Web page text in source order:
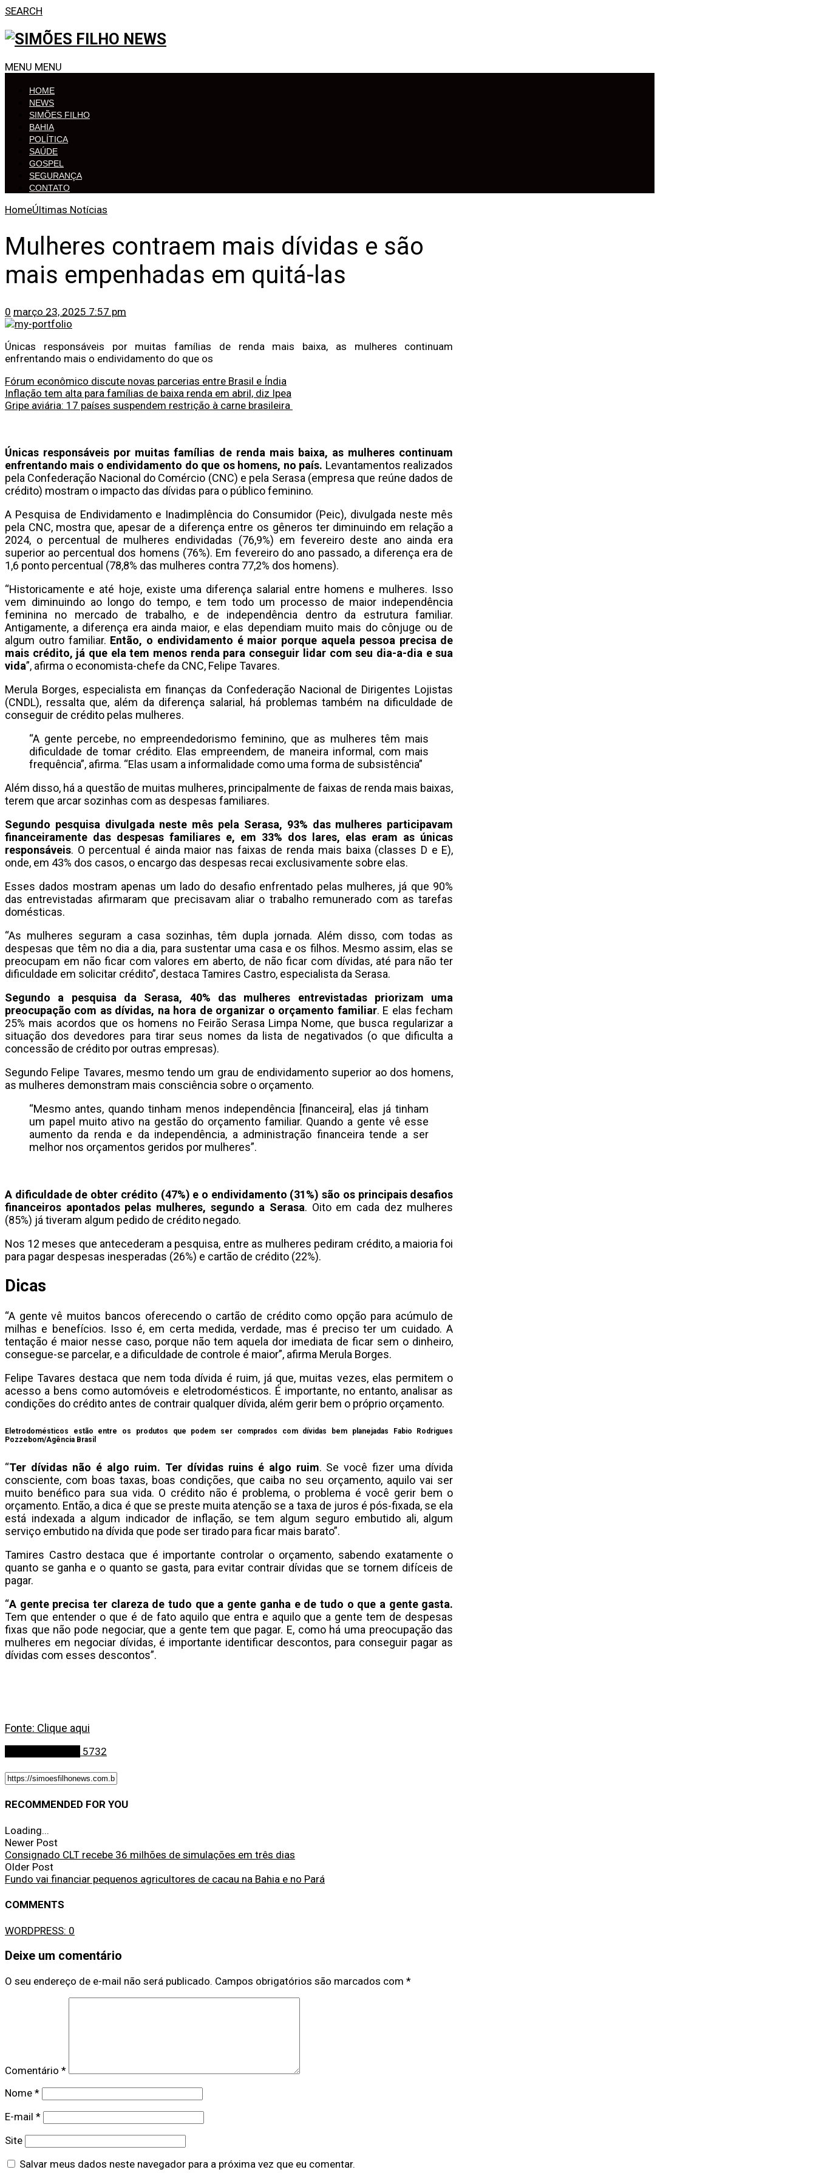
SEARCH
MENU MENU
HOME
NEWS
SIMÕES FILHO
BAHIA
POLÍTICA
SAÚDE
GOSPEL
SEGURANÇA
CONTATO
HomeÚltimas Notícias
Mulheres contraem mais dívidas e são
mais empenhadas em quitá-las
0 março 23, 2025 7:57 pm
Únicas responsáveis por muitas famílias de renda mais baixa, as mulheres continuam
enfrentando mais o endividamento do que os
Fórum econômico discute novas parcerias entre Brasil e Índia
Inflação tem alta para famílias de baixa renda em abril, diz Ipea
Gripe aviária: 17 países suspendem restrição à carne brasileira
Únicas responsáveis por muitas famílias de renda mais baixa, as mulheres continuam
enfrentando mais o endividamento do que os homens, no país. Levantamentos realizados
pela Confederação Nacional do Comércio (CNC) e pela Serasa (empresa que reúne dados de
crédito) mostram o impacto das dívidas para o público feminino.
A Pesquisa de Endividamento e Inadimplência do Consumidor (Peic), divulgada neste mês
pela CNC, mostra que, apesar de a diferença entre os gêneros ter diminuindo em relação a
2024, o percentual de mulheres endividadas (76,9%) em fevereiro deste ano ainda era
superior ao percentual dos homens (76%). Em fevereiro do ano passado, a diferença era de
1,6 ponto percentual (78,8% das mulheres contra 77,2% dos homens).
“Historicamente e até hoje, existe uma diferença salarial entre homens e mulheres. Isso
vem diminuindo ao longo do tempo, e tem todo um processo de maior independência
feminina no mercado de trabalho, e de independência dentro da estrutura familiar.
Antigamente, a diferença era ainda maior, e elas dependiam muito mais do cônjuge ou de
algum outro familiar. Então, o endividamento é maior porque aquela pessoa precisa de
mais crédito, já que ela tem menos renda para conseguir lidar com seu dia-a-dia e sua
vida”, afirma o economista-chefe da CNC, Felipe Tavares.
Merula Borges, especialista em finanças da Confederação Nacional de Dirigentes Lojistas
(CNDL), ressalta que, além da diferença salarial, há problemas também na dificuldade de
conseguir de crédito pelas mulheres.
“A gente percebe, no empreendedorismo feminino, que as mulheres têm mais
dificuldade de tomar crédito. Elas empreendem, de maneira informal, com mais
frequência”, afirma. “Elas usam a informalidade como uma forma de subsistência”
Além disso, há a questão de muitas mulheres, principalmente de faixas de renda mais baixas,
terem que arcar sozinhas com as despesas familiares.
Segundo pesquisa divulgada neste mês pela Serasa, 93% das mulheres participavam
financeiramente das despesas familiares e, em 33% dos lares, elas eram as únicas
responsáveis. O percentual é ainda maior nas faixas de renda mais baixa (classes D e E),
onde, em 43% dos casos, o encargo das despesas recai exclusivamente sobre elas.
Esses dados mostram apenas um lado do desafio enfrentado pelas mulheres, já que 90%
das entrevistadas afirmaram que precisavam aliar o trabalho remunerado com as tarefas
domésticas.
“As mulheres seguram a casa sozinhas, têm dupla jornada. Além disso, com todas as
despesas que têm no dia a dia, para sustentar uma casa e os filhos. Mesmo assim, elas se
preocupam em não ficar com valores em aberto, de não ficar com dívidas, até para não ter
dificuldade em solicitar crédito”, destaca Tamires Castro, especialista da Serasa.
Segundo a pesquisa da Serasa, 40% das mulheres entrevistadas priorizam uma
preocupação com as dívidas, na hora de organizar o orçamento familiar. E elas fecham
25% mais acordos que os homens no Feirão Serasa Limpa Nome, que busca regularizar a
situação dos devedores para tirar seus nomes da lista de negativados (o que dificulta a
concessão de crédito por outras empresas).
Segundo Felipe Tavares, mesmo tendo um grau de endividamento superior ao dos homens,
as mulheres demonstram mais consciência sobre o orçamento.
“Mesmo antes, quando tinham menos independência [financeira], elas já tinham
um papel muito ativo na gestão do orçamento familiar. Quando a gente vê esse
aumento da renda e da independência, a administração financeira tende a ser
melhor nos orçamentos geridos por mulheres”.
A dificuldade de obter crédito (47%) e o endividamento (31%) são os principais desafios
financeiros apontados pelas mulheres, segundo a Serasa. Oito em cada dez mulheres
(85%) já tiveram algum pedido de crédito negado.
Nos 12 meses que antecederam a pesquisa, entre as mulheres pediram crédito, a maioria foi
para pagar despesas inesperadas (26%) e cartão de crédito (22%).
Dicas
“A gente vê muitos bancos oferecendo o cartão de crédito como opção para acúmulo de
milhas e benefícios. Isso é, em certa medida, verdade, mas é preciso ter um cuidado. A
tentação é maior nesse caso, porque não tem aquela dor imediata de ficar sem o dinheiro,
consegue-se parcelar, e a dificuldade de controle é maior”, afirma Merula Borges.
Felipe Tavares destaca que nem toda dívida é ruim, já que, muitas vezes, elas permitem o
acesso a bens como automóveis e eletrodomésticos. É importante, no entanto, analisar as
condições do crédito antes de contrair qualquer dívida, além gerir bem o próprio orçamento.
Eletrodomésticos estão entre os produtos que podem ser comprados com dívidas bem planejadas
Fabio Rodrigues
Pozzebom/Agência Brasil
“Ter dívidas não é algo ruim. Ter dívidas ruins é algo ruim. Se você fizer uma dívida
consciente, com boas taxas, boas condições, que caiba no seu orçamento, aquilo vai ser
muito benéfico para sua vida. O crédito não é problema, o problema é você gerir bem o
orçamento. Então, a dica é que se preste muita atenção se a taxa de juros é pós-fixada, se ela
está indexada a algum indicador de inflação, se tem algum seguro embutido ali, algum
serviço embutido na dívida que pode ser tirado para ficar mais barato”.
Tamires Castro destaca que é importante controlar o orçamento, sabendo exatamente o
quanto se ganha e o quanto se gasta, para evitar contrair dívidas que se tornem difíceis de
pagar.
“A gente precisa ter clareza de tudo que a gente ganha e de tudo o que a gente gasta.
Tem que entender o que é de fato aquilo que entra e aquilo que a gente tem de despesas
fixas que não pode negociar, que a gente tem que pagar. E, como há uma preocupação das
mulheres em negociar dívidas, é importante identificar descontos, para conseguir pagar as
dívidas com esses descontos”.
Fonte: Clique aqui
5732
RECOMMENDED FOR YOU
Loading...
Newer Post
Consignado CLT recebe 36 milhões de simulações em três dias
Older Post
Fundo vai financiar pequenos agricultores de cacau na Bahia e no Pará
COMMENTS
WORDPRESS: 0
Deixe um comentário
O seu endereço de e-mail não será publicado. Campos obrigatórios são marcados com *
Comentário *
Nome *
E-mail *
Site
Salvar meus dados neste navegador para a próxima vez que eu comentar.